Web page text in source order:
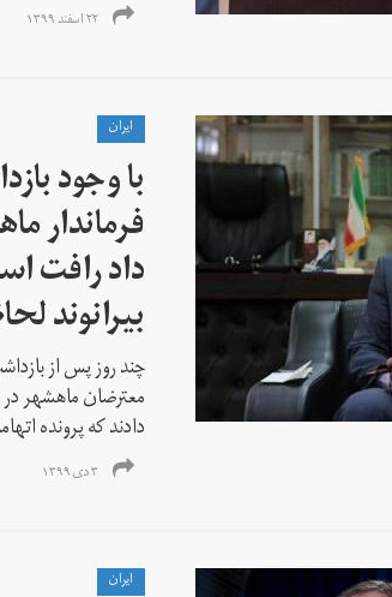
۲۲ اسفند ۱۳۹۹
ايران
با وجود
فرماندار
داد رافت
بیرانوند
چند روز پس از
دادند که پرونده
۳ دی ۱۳۹۹
ايران